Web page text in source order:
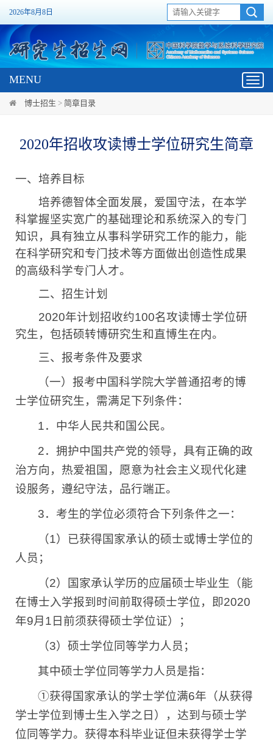
2026年8月8日
MENU
博士招生 > 简章目录
2020年招收攻读博士学位研究生简章
一、培养目标
培养德智体全面发展，爱国守法，在本学
科掌握坚实宽广的基础理论和系统深入的专门
知识，具有独立从事科学研究工作的能力，能
在科学研究和专门技术等方面做出创造性成果
的高级科学专门人才。
二、招生计划
2020年计划招收约100名攻读博士学位研
究生，包括硕转博研究生和直博生在内。
三、报考条件及要求
（一）报考中国科学院大学普通招考的博
士学位研究生，需满足下列条件：
1．中华人民共和国公民。
2．拥护中国共产党的领导，具有正确的政
治方向，热爱祖国，愿意为社会主义现代化建
设服务，遵纪守法，品行端正。
3．考生的学位必须符合下列条件之一：
（1）已获得国家承认的硕士或博士学位的
人员；
（2）国家承认学历的应届硕士毕业生（能
在博士入学报到时间前取得硕士学位，即2020
年9月 1 日前须获得硕士学位证）；
（3）硕士学位同等学力人员；
其中硕士学位同等学力人员是指：
①获得国家承认的学士学位满6年（从获得
学士学位到博士生入学之日），达到与硕士学
位同等学力。获得本科毕业证但未获得学士学